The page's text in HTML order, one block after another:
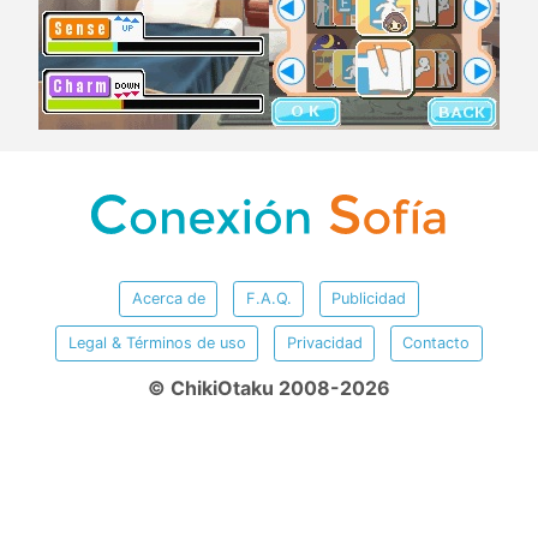
Acerca de F.A.Q. Publicidad
Legal & Términos de uso Privacidad Contacto
© ChikiOtaku 2008-2026